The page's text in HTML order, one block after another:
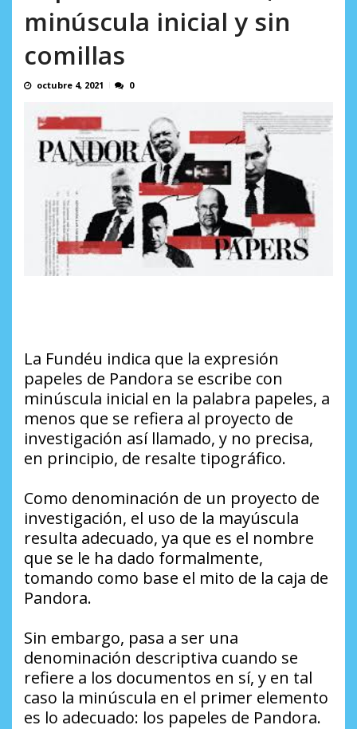
minúscula inicial y sin
comillas
octubre 4, 2021 0
La Fundéu indica que la expresión
papeles de Pandora se escribe con
minúscula inicial en la palabra papeles, a
menos que se refiera al proyecto de
investigación así llamado, y no precisa,
en principio, de resalte tipográfico.
Como denominación de un proyecto de
investigación, el uso de la mayúscula
resulta adecuado, ya que es el nombre
que se le ha dado formalmente,
tomando como base el mito de la caja de
Pandora.
Sin embargo, pasa a ser una
denominación descriptiva cuando se
refiere a los documentos en sí, y en tal
caso la minúscula en el primer elemento
es lo adecuado: los papeles de Pandora.